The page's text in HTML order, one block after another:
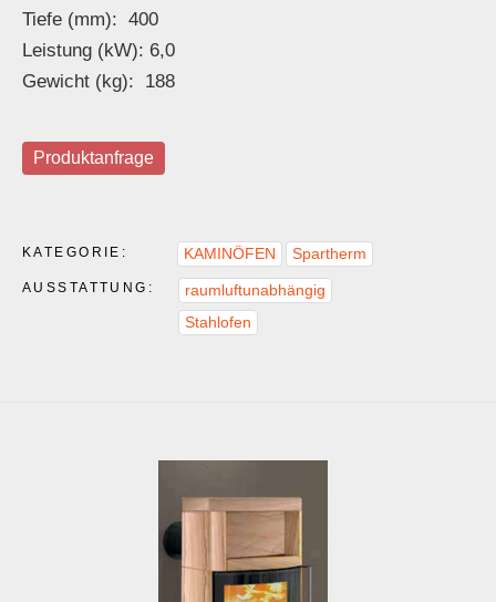
Tiefe (mm): 400
Leistung (kW): 6,0
Gewicht (kg): 188
Produktanfrage
KATEGORIE: KAMINÖFEN Spartherm
AUSSTATTUNG:
raumluftunabhängig
Stahlofen